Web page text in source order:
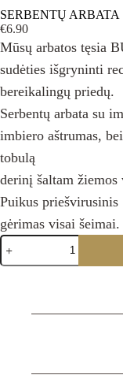
SERBENTŲ ARBATA
€6.90
Mūsų arbatos tęsia
sudėties išgryninti
bereikalingų priedų.
Serbentų arbata su
imbiero aštrumas,
tobulą
derinį šaltam
Puikus priešvirusinis
gėrimas visai šeimai.
produkto
kiekis:
SERBENTŲ